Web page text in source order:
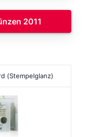
2011
Ausgabepreis
(Stempelglanz)